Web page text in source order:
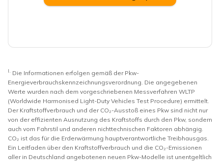
I. Die Informationen erfolgen gemäß der Pkw-
Energieverbrauchskennzeichnungsverordnung. Die angegebenen
Werte wurden nach dem vorgeschriebenen Messverfahren WLTP
(Worldwide Harmonised Light-Duty Vehicles Test Procedure) ermittelt.
Der Kraftstoffverbrauch und der CO₂-Ausstoß eines Pkw sind nicht nur
von der effizienten Ausnutzung des Kraftstoffs durch den Pkw, sondern
auch vom Fahrstil und anderen nichttechnischen Faktoren abhängig.
CO₂ ist das für die Erderwärmung hauptverantwortliche Treibhausgas.
Ein Leitfaden über den Kraftstoffverbrauch und die CO₂-Emissionen
aller in Deutschland angebotenen neuen Pkw-Modelle ist unentgeltlich